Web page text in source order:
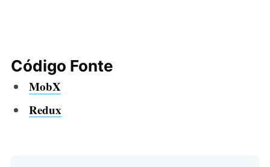
Código Fonte
MobX
Redux